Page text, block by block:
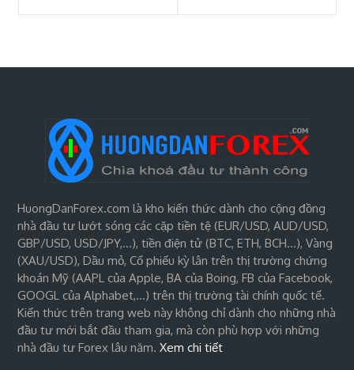
HuongDanForex.com là kho kiến thức dành cho cộng đồng
nhà đầu tư lướt sóng các cặp tiền tệ (EUR/USD, AUD/USD,
GBP/USD, USD/JPY,…), tiền điện tử (BTC, ETH, BCH…), Vàng
(XAU/USD), Dầu mỏ, Cổ phiếu kỳ lân trên thị trường chứng
khoán Mỹ (AAPL của Apple, BA của Boing, FB của Facebook,
GOOGL của Alphabet,…) trên thị trường tài chính quốc tế.
Kiến thức trên trang web này không chỉ dành cho những nhà
đầu tư mới bắt đầu tham gia, mà còn phù hợp với những
nhà đầu tư Forex lâu năm.Xem chi tiết